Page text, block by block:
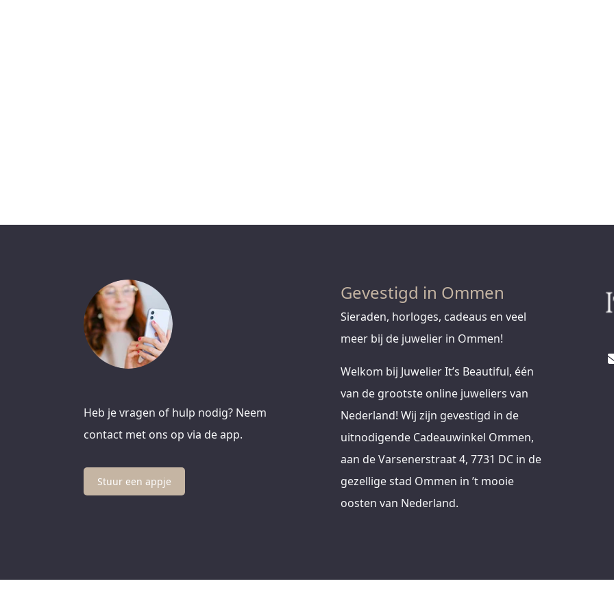
Heb je vragen of hulp nodig? Neem
contact met ons op via de app.
Stuur een appje
Gevestigd in Ommen
Sieraden, horloges, cadeaus en veel
meer bij de juwelier in Ommen!
Welkom bij Juwelier It’s Beautiful, één
van de grootste online juweliers van
Nederland! Wij zijn gevestigd in de
uitnodigende Cadeauwinkel Ommen,
aan de Varsenerstraat 4, 7731 DC in de
gezellige stad Ommen in ’t mooie
oosten van Nederland.